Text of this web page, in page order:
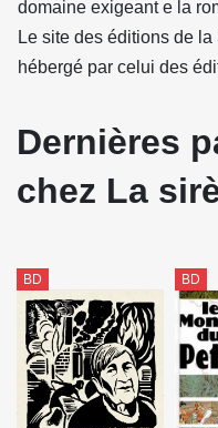
domaine exigeant e la
Le site des éditions de
hébergé par celui des
Dernières
chez La
BD BD